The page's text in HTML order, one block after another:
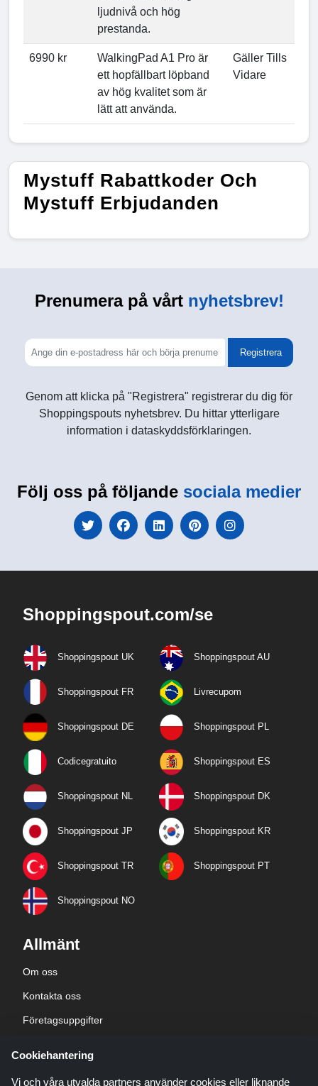
ljudnivå och hög
prestanda.
6990 kr
WalkingPad A1 Pro är
ett hopfällbart löpband
av hög kvalitet som är
lätt att använda.
Gäller Tills
Vidare
Mystuff Rabattkoder Och
Mystuff Erbjudanden
Prenumera på vårtnyhetsbrev!
Registrera
Genom att klicka på "Registrera" registrerar du dig för
Shoppingspouts nyhetsbrev. Du hittar ytterligare
information i dataskyddsförklaringen.
Följ oss på följande sociala medier
Shoppingspout.com/se
Shoppingspout UK Shoppingspout AU
Shoppingspout FR Livrecupom
Shoppingspout DE Shoppingspout PL
Codicegratuito Shoppingspout ES
Shoppingspout NL Shoppingspout DK
Shoppingspout JP Shoppingspout KR
Shoppingspout TR Shoppingspout PT
Shoppingspout NO
Allmänt
Om oss
Kontakta oss
Företagsuppgifter
Cookiehantering
Vi och våra utvalda partners använder cookies eller liknande